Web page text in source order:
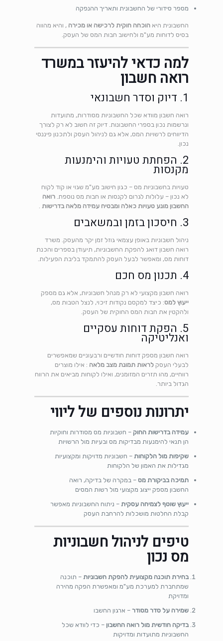
מספר סידורי של החשבונית ותאריך ההנפקה
החשבונית היאהוכחה חוקית לרכישה או מכירה, והיא מהווה
בסיס לדוחות מע"מ ולחישוב חבות המס של העסק.
למה כדאי להיעזר במשרד
רואה חשבון
1. דיוק וסדר חשבונאי
רואה חשבון מוודא שכל החשבוניות מסודרות, מתועדות
ונרשמות נכון בספרי החשבונות. דיוק זה חשוב לא רק לצורך
הדיווחים לרשויות המס, אלא גם לניהול העסק ולתכנון פיננסי
נכון.
2. הפחתת טעויות והימנעות
מקנסות
טעויות בחשבוניות מס – כגון חישוב מע"מ שגוי או קוד לקוח
לא נכון – עלולות לגרום לקנסות או חבות מס נוספת.רואה
החשבון מונע טעויות כאלה ומבטיח עמידה מלאה בדרישות .
3. חיסכון בזמן ובמשאבים
ניהול חשבוניות באופן עצמאי גוזל זמן יקר מהעסק. משרד
רואה חשבון דואג להפקת החשבוניות, תיעודן בספרים והכנת
דוחות מס, ומאפשר לבעל העסק להתמקד בליבת הפעילות.
4. תכנון מס חכם
רואה חשבון מקצועי לא רק מנהל חשבוניות, אלא גם מספק
ייעוץ למס: כיצד למקסם נקודות זיכוי, לנצל הטבות מס,
ולהקטין את חבות המס החוקית של העסק.
5. הפקת דוחות עסקיים
ואנליטיקה
רואה חשבון מספק דוחות חודשיים ורבעוניים שמאפשרים
לבעלי העסקלראות תמונת מצב מלאה : אילו מוצרים
רווחיים, מהו תזרים המזומנים, ואילו לקוחות מביאים את הרווח
הגדול ביותר.
יתרונות נוספים של ליווי
עמידה בדרישות החוק – חשבוניות מס מסודרות וחוקיות
הן תנאי להימנעות מבדיקות מס ובעיות מול הרשויות
שקיפות מול הלקוחות – חשבוניות מדויקות ומקצועיות
מגדילות את האמון של הלקוחות
תמיכה בביקורת מס – במקרה של בדיקה, רואה
החשבון מספק ייצוג מקצועי מול רשות המסים
ייעוץ שוטף לצמיחה עסקית – ניתוח החשבוניות מאפשר
קבלת החלטות מושכלות להרחבת העסק
טיפים לניהול חשבוניות
מס נכון
בחירת תוכנה מקצועית להפקת חשבוניות – תוכנה
שמתחברת למערכת מע"מ ומאפשרת הפקה מהירה
ומדויקת
שמירה על סדר מסודר – ארגון החשבו
בדיקה חודשית מול רואה החשבון – כדי לוודא שכל
החשבוניות מתועדות ומדויקות